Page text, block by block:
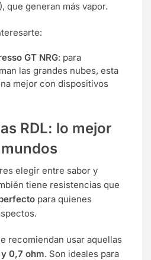
que generan más vapor.
GT NRG: para
las grandes nubes, esta
mejor con dispositivos
RDL: lo mejor
elegir entre sabor y
tiene resistencias que
para quienes
recomiendan usar aquellas
0,7 ohm. Son ideales para